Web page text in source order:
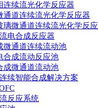
连续流光化学反应器
通道连续流光化学反应器
璃微通道连续流光化学反
电合成反应器
微通道连续流动池
合成流动反应池
成微通道流动池
续智能合成解决方案
反应系统